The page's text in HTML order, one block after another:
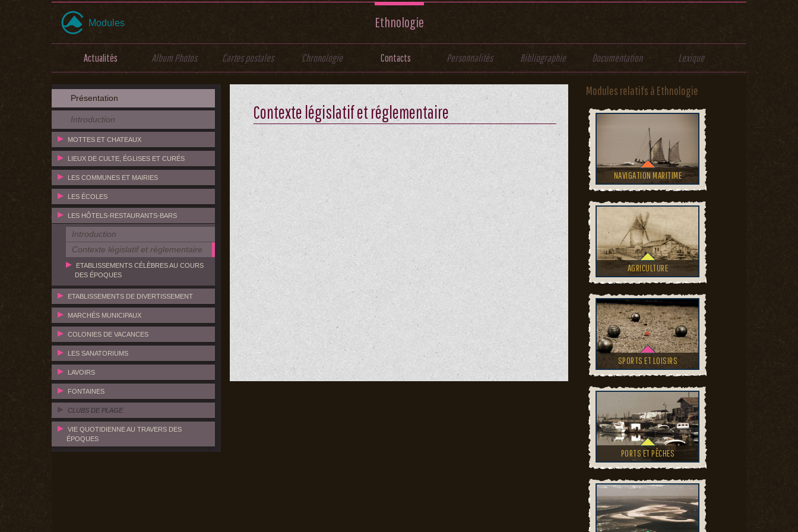
Modules Ethnologie
Actualités Album Photos Cartes postales Chronologie Contacts Personnalités Bibliographie Documentation Lexique
Présentation
Introduction
MOTTES ET CHATEAUX
LIEUX DE CULTE, ÉGLISES ET CURÉS
LES COMMUNES ET MAIRIES
LES ÉCOLES
LES HÔTELS-RESTAURANTS-BARS
Introduction
Contexte législatif et réglementaire
ETABLISSEMENTS CÉLÈBRES AU COURS
DES ÉPOQUES
ETABLISSEMENTS DE DIVERTISSEMENT
MARCHÉS MUNICIPAUX
COLONIES DE VACANCES
LES SANATORIUMS
LAVOIRS
FONTAINES
CLUBS DE PLAGE
VIE QUOTIDIENNE AU TRAVERS DES
ÉPOQUES
Contexte législatif et réglementaire
Modules relatifs à Ethnologie
NAVIGATION MARITIME
AGRICULTURE
SPORTS ET LOISIRS
PORTS ET PÊCHES